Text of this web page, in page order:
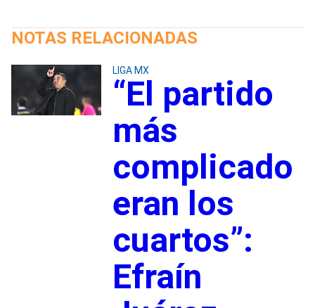
NOTAS RELACIONADAS
LIGA MX
“El partido
más
complicado
eran los
cuartos”:
Efraín